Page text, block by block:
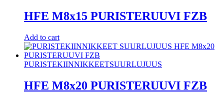
HFE M8x15 PURISTERUUVI FZB
Add to cart
PURISTEKIINNIKKEETSUURLUJUUS
HFE M8x20 PURISTERUUVI FZB